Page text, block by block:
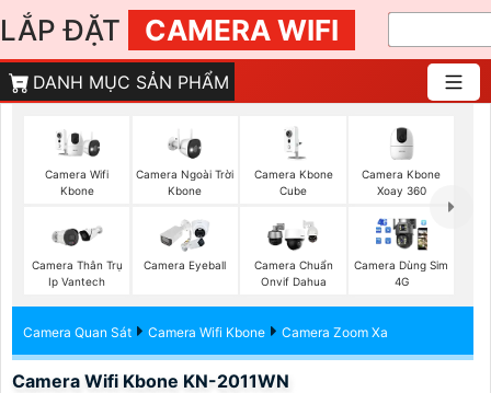
LẮP ĐẶT CAMERA WIFI
DANH MỤC SẢN PHẨM
Camera Wifi
Kbone
Camera Ngoài Trời
Kbone
Camera Kbone
Cube
Camera Kbone
Xoay 360
Camera Thân Trụ
Ip Vantech
Camera Eyeball
Camera Chuẩn
Onvif Dahua
Camera Dùng Sim
4G
Camera Quan Sát Camera Wifi Kbone Camera Zoom Xa
Camera Wifi Kbone KN-2011WN